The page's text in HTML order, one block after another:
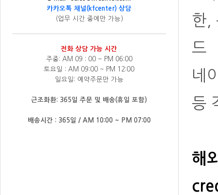
카카오톡 채널(kfcenter) 상담
(업무 시간 중에만 가능)
전화 상담 가능 시간
주중: AM 09 : 00 ~ PM 06:00
토요일 : AM 09:00 ~ PM 12:00
일요일: 예약주문만 가능
근조화환: 365일 주문 및 배송(휴일 포함)
배송시간 : 365일 / AM 10:00 ~ PM 07:00
한,
드
네
등
해